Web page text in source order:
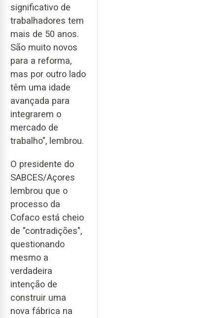
significativo de
trabalhadores tem
mais de 50 anos.
São muito novos
para a reforma,
mas por outro lado
têm uma idade
avançada para
integrarem o
mercado de
trabalho", lembrou.
O presidente do
SABCES/Açores
lembrou que o
processo da
Cofaco está cheio
de "contradições",
questionando
mesmo a
verdadeira
intenção de
construir uma
nova fábrica na